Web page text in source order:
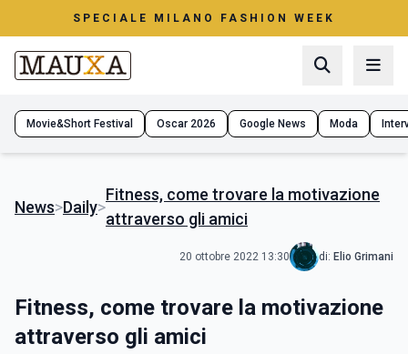
SPECIALE MILANO FASHION WEEK
Movie&Short Festival Oscar 2026 Google News Moda
News>Daily>
Fitness, come trovare la motivazione
attraverso gli amici
20 ottobre 2022 13:30 di: Elio Grimani
Fitness, come trovare la motivazione
attraverso gli amici